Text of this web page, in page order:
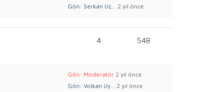
Gön: Serkan Uç... 2 yıl önce
548
4
Gön: Moderatör 2 yıl önce
Gön: Volkan Uy... 2 yıl önce